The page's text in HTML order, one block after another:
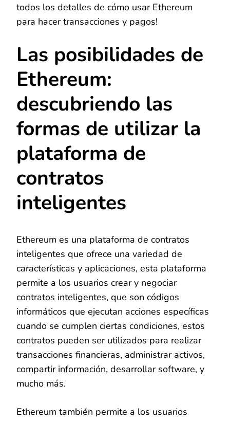
todos los detalles de cómo usar Ethereum
para hacer transacciones y pagos!
Las posibilidades de
Ethereum:
descubriendo las
formas de utilizar la
plataforma de
contratos
inteligentes
Ethereum es una plataforma de contratos
inteligentes que ofrece una variedad de
características y aplicaciones, esta plataforma
permite a los usuarios crear y negociar
contratos inteligentes, que son códigos
informáticos que ejecutan acciones específicas
cuando se cumplen ciertas condiciones, estos
contratos pueden ser utilizados para realizar
transacciones financieras, administrar activos,
compartir información, desarrollar software, y
mucho más.
Ethereum también permite a los usuarios